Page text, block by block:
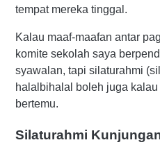
tempat mereka tinggal.
Kalau maaf-maafan antar
komite sekolah saya
syawalan, tapi silaturahmi
halalbihalal boleh juga
bertemu.
Silaturahmi